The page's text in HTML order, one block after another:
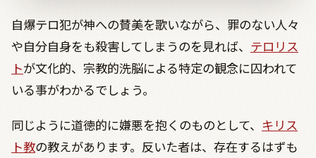
自爆テロ犯が神への賛美を歌いながら、罪のない人々
や自分自身をも殺害してしまうのを見れば、 テロリス
トが文化的、宗教的洗脳による特定の観念に囚われて
いる事がわかるでしょう。
同じように道徳的に嫌悪を抱くのものとして、 キリス
ト教の教えがあります。反いた者は、存在するはずも